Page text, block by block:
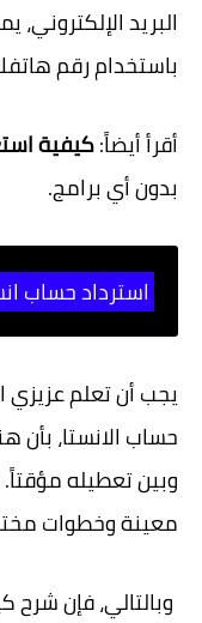
البريد
باستخدام رقم
أقرأ أيضاً:كيفية
بدون أي برامج.
استرداد حساب
يجب أن تعلم عزيزي
حساب الانستا، بأن
وبين تعطيله
معينة وخطوات
وبالتالي، فإن شرح